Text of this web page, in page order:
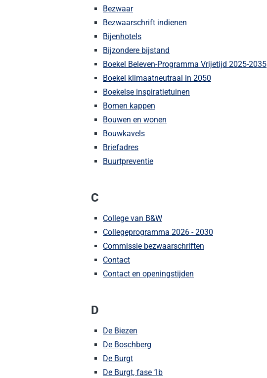
Bezwaar
Bezwaarschrift indienen
Bijenhotels
Bijzondere bijstand
Boekel Beleven-Programma Vrijetijd 2025-2035
Boekel klimaatneutraal in 2050
Boekelse inspiratietuinen
Bomen kappen
Bouwen en wonen
Bouwkavels
Briefadres
Buurtpreventie
C
College van B&W
Collegeprogramma 2026 - 2030
Commissie bezwaarschriften
Contact
Contact en openingstijden
D
De Biezen
De Boschberg
De Burgt
De Burgt, fase 1b